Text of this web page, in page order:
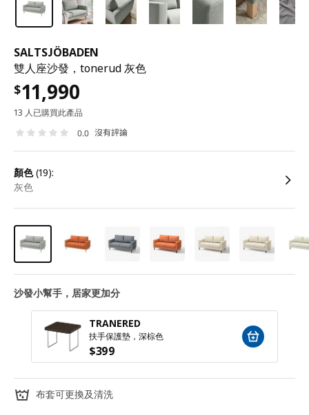
SALTSJÖBADEN
雙人座沙發，tonerud 灰色
$11,990
13 人已購買此產品
0.0 沒有評論
顏色(19):
灰色
沙發小幫手，居家更加分
TRANERED
扶手保護墊，深棕色
$399
布套可更換及清洗